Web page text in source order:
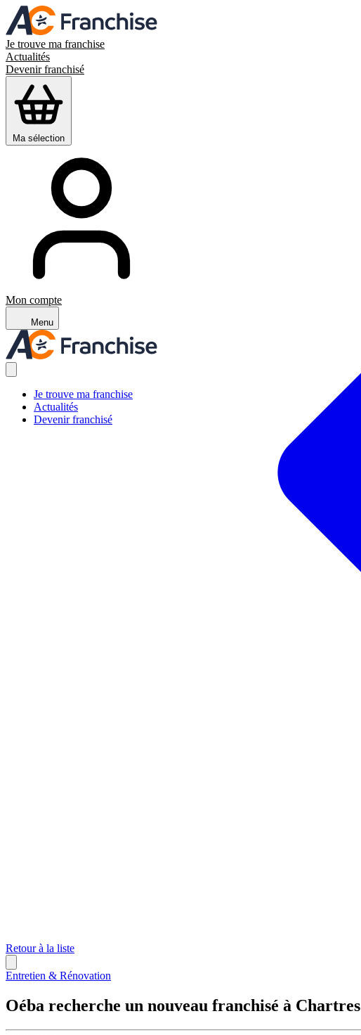
Je trouve ma franchise
Actualités
Devenir franchisé
Ma sélection
Mon compte
Menu
Je trouve ma franchise
Actualités
Devenir franchisé
Retour à la liste
Entretien & Rénovation
Oéba recherche un nouveau franchisé à Chartres